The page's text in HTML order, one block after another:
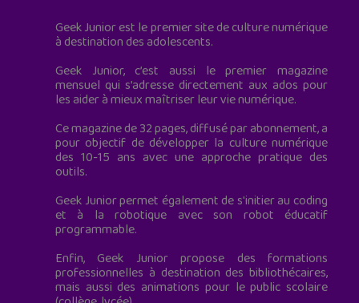
Geek Junior est le premier site de culture numérique
à destination des adolescents.
Geek Junior, c’est aussi le premier magazine
mensuel qui s’adresse directement aux ados pour
les aider à mieux maîtriser leur vie numérique.
Ce magazine de 32 pages, diffusé par abonnement, a
pour objectif de développer la culture numérique
des 10-15 ans avec une approche pratique des
outils.
Geek Junior permet également de s'initier au coding
et à la robotique avec son robot éducatif
programmable.
Enfin, Geek Junior propose des formations
professionnelles à destination des bibliothécaires,
mais aussi des animations pour le public scolaire